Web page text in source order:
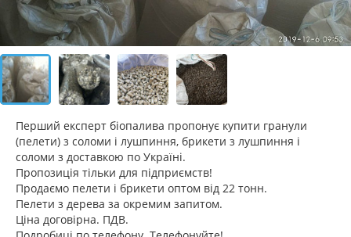
Перший експерт біопалива пропонує купити гранули
(пелети) з соломи і лушпиння, брикети з лушпиння і
соломи з доставкою по Україні.
Пропозиція тільки для підприємств!
Продаємо пелети і брикети оптом від 22 тонн.
Пелети з дерева за окремим запитом.
Ціна договірна. ПДВ.